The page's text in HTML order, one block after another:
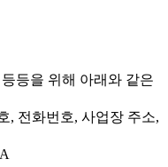
등을 위해 아래와 같은
, 전화번호, 사업장 주소,